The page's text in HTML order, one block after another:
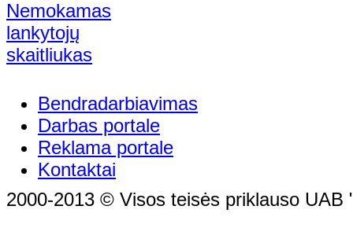
Bendradarbiavimas
Darbas portale
Reklama portale
Kontaktai
2000-2013 © Visos teisės priklauso UAB